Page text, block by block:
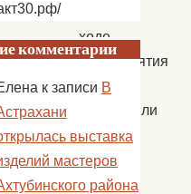
ходе
мероприятия
ребята
поговорили
о
пользе
утренней
комментарии
к записи В
выставка
мастеров
района